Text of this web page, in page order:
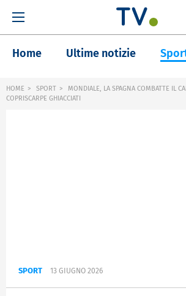
Home Ultime notizie
HOME SPORT
MONDIALE, LA SPAGNA COMBATTE IL
COPRISCARPE GHIACCIATI
SPORT 13 GIUGNO 2026